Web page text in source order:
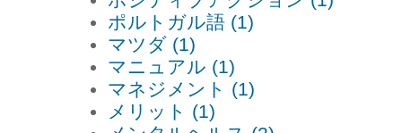
ポルトガル語 (1)
マツダ (1)
マニュアル (1)
マネジメント (1)
メリット (1)